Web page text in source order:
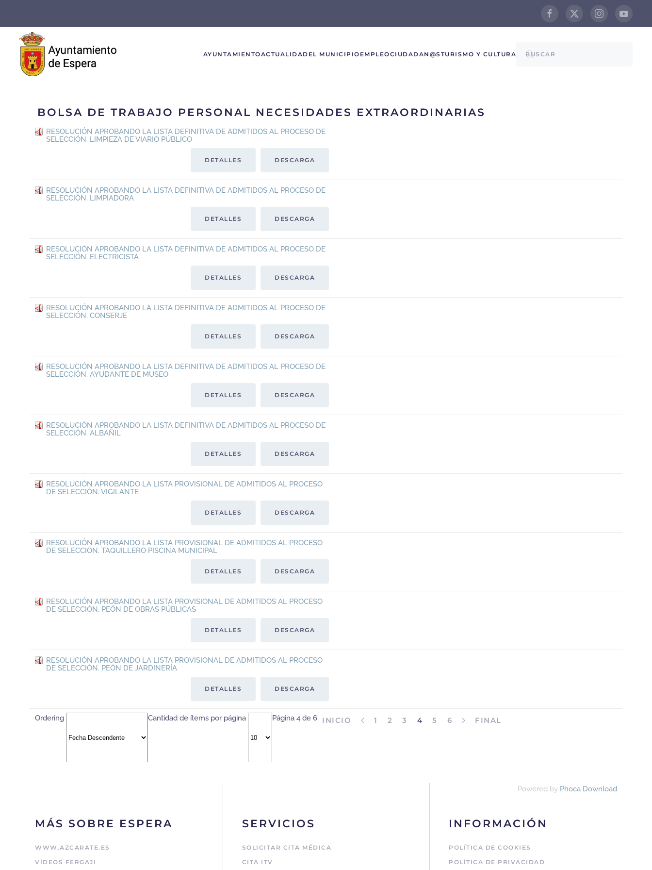
Skip to main content
AYUNTAMIENTOACTUALIDAD EL MUNICIPIO EMPLEOCIUDADAN@S TURISMO Y CULTURA
BOLSA DE TRABAJO PERSONAL NECESIDADES EXTRAORDINARIAS
RESOLUCIÓN APROBANDO LA LISTA DEFINITIVA DE ADMITIDOS AL PROCESO DE
SELECCIÓN. LIMPIEZA DE VIARIO PÚBLICO
DESCARGA
DETALLES
RESOLUCIÓN APROBANDO LA LISTA DEFINITIVA DE ADMITIDOS AL PROCESO DE
SELECCIÓN. LIMPIADORA
DESCARGA
DETALLES
RESOLUCIÓN APROBANDO LA LISTA DEFINITIVA DE ADMITIDOS AL PROCESO DE
SELECCIÓN. ELECTRICISTA
DESCARGA
DETALLES
RESOLUCIÓN APROBANDO LA LISTA DEFINITIVA DE ADMITIDOS AL PROCESO DE
SELECCIÓN. CONSERJE
DESCARGA
DETALLES
RESOLUCIÓN APROBANDO LA LISTA DEFINITIVA DE ADMITIDOS AL PROCESO DE
SELECCIÓN. AYUDANTE DE MUSEO
DESCARGA
DETALLES
RESOLUCIÓN APROBANDO LA LISTA DEFINITIVA DE ADMITIDOS AL PROCESO DE
SELECCIÓN. ALBAÑIL
DESCARGA
DETALLES
RESOLUCIÓN APROBANDO LA LISTA PROVISIONAL DE ADMITIDOS AL PROCESO
DE SELECCIÓN. VIGILANTE
DESCARGA
DETALLES
RESOLUCIÓN APROBANDO LA LISTA PROVISIONAL DE ADMITIDOS AL PROCESO
DE SELECCIÓN. TAQUILLERO PISCINA MUNICIPAL
DESCARGA
DETALLES
RESOLUCIÓN APROBANDO LA LISTA PROVISIONAL DE ADMITIDOS AL PROCESO
DE SELECCIÓN. PEÓN DE OBRAS PÚBLICAS
DESCARGA
DETALLES
RESOLUCIÓN APROBANDO LA LISTA PROVISIONAL DE ADMITIDOS AL PROCESO
DE SELECCIÓN. PEÓN DE JARDINERÍA
DESCARGA
DETALLES
Ordering Cantidad de ítems por página Página 4 de 6 INICIO 1 2 3 4 5 6 FINAL
Powered by Phoca Download
MÁS SOBRE ESPERA
WWW.AZCARATE.ES
VÍDEOS FERGAJI
SERVICIOS
SOLICITAR CITA MÉDICA
CITA ITV
INFORMACIÓN
POLÍTICA DE COOKIES
POLÍTICA DE PRIVACIDAD